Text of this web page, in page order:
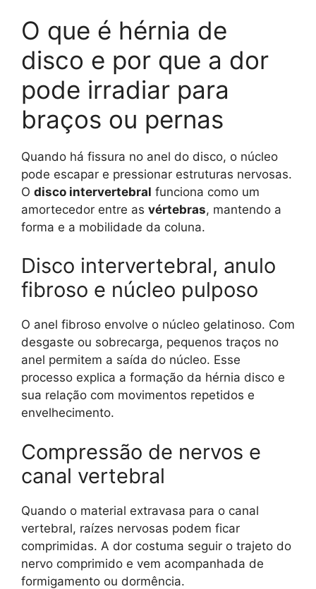
O que é hérnia de
disco e por que a dor
pode irradiar para
braços ou pernas
Quando há fissura no anel do disco, o núcleo
pode escapar e pressionar estruturas nervosas.
O disco intervertebral funciona como um
amortecedor entre as vértebras, mantendo a
forma e a mobilidade da coluna.
Disco intervertebral, anulo
fibroso e núcleo pulposo
O anel fibroso envolve o núcleo gelatinoso. Com
desgaste ou sobrecarga, pequenos traços no
anel permitem a saída do núcleo. Esse
processo explica a formação da hérnia disco e
sua relação com movimentos repetidos e
envelhecimento.
Compressão de nervos e
canal vertebral
Quando o material extravasa para o canal
vertebral, raízes nervosas podem ficar
comprimidas. A dor costuma seguir o trajeto do
nervo comprimido e vem acompanhada de
formigamento ou dormência.